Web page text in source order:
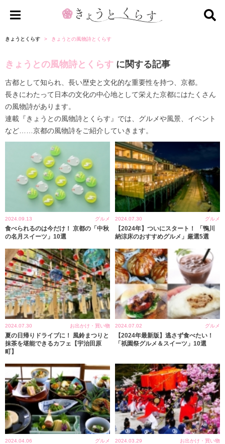
ょ
と
ら
す
きょうとくらす きょうとの風物詩とくらす
きょうとの風物詩とくらす に関する記事
古都として知られ、長い歴史と文化的な重要性を持つ、京都。
長きにわたって日本の文化の中心地として栄えた京都にはたくさん
の風物詩があります。
連載『きょうとの風物詩とくらす』では、グルメや風景、イベント
など……京都の風物詩をご紹介していきます。
2024.09.13 グルメ
食べられるのは今だけ！ 京都の「中秋
の名月スイーツ」10選
2024.07.30 グルメ
【2024年】ついにスタート！ 「鴨川
納涼床のおすすめグルメ」厳選5選
2024.07.30 お出かけ・買い物
夏の日帰りドライブに！ 風鈴まつりと
抹茶を堪能できるカフェ【宇治田原
町】
2024.07.02 グルメ
【2024年最新版】逃さず食べたい！
「祇園祭グルメ＆スイーツ」10選
2024.04.06 グルメ 2024.03.29 お出かけ・買い物